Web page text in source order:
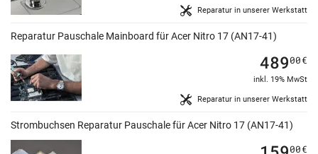
Reparatur in unserer Werkstatt
Reparatur Pauschale Mainboard für Acer Nitro 17 (AN17-41)
Reparatur in unserer Werkstatt
48900€
inkl. 19% MwSt
Strombuchsen Reparatur Pauschale für Acer Nitro 17 (AN17-41)
00€